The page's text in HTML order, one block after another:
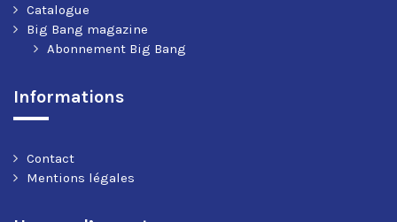
Catalogue
Big Bang magazine
Abonnement Big Bang
Informations
Contact
Mentions légales